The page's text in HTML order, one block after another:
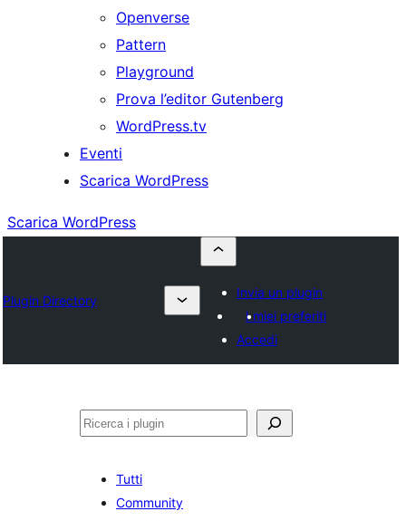
Openverse
Pattern
Playground
Prova l’editor Gutenberg
WordPress.tv
Eventi
Scarica WordPress
Scarica WordPress
Plugin Directory
Invia un plugin
I miei preferiti
Accedi
Cerca
Tutti
Community